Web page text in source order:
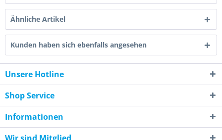
Ähnliche Artikel
Kunden haben sich ebenfalls angesehen
Unsere Hotline
Shop Service
Informationen